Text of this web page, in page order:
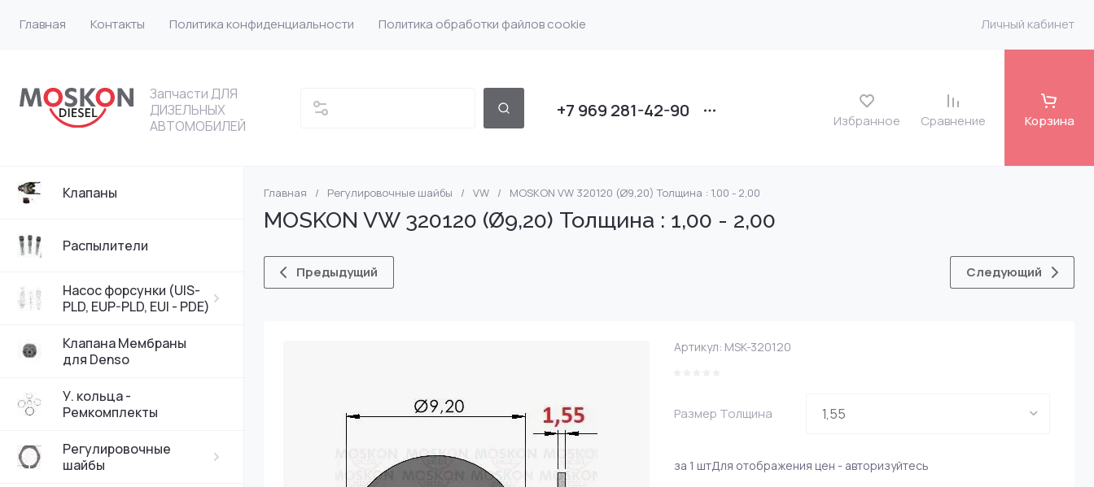
Главная Контакты Политика конфиденциальности Политика обработки файлов cookie Личный кабинет
Запчасти ДЛЯ
ДИЗЕЛЬНЫХ
АВТОМОБИЛЕЙ
+7 969 281-42-90 Избранное Сравнение Корзина
Клапаны
Распылители
Насос форсунки (UIS-
PLD, EUP-PLD, EUI - PDE)
Насос форсунки Bosch
Насос форсунки Delphi Volvo 7135-588
Насос форсунки Detroit
Клапана Мембраны
для Denso
У. кольца -
Ремкомплекты
Регулировочные
шайбы
VW
DELPHI
DENSO
Главная / Регулировочные шайбы / VW / MOSKON VW 320120 (Ø9,20) Толщина : 1,00 - 2,00
MOSKON VW 320120 (Ø9,20) Толщина : 1,00 - 2,00
Предыдущий Следующий
Артикул: MSK-320120
Размер Толщина
за 1 штДля отображения цен - авторизуйтесь